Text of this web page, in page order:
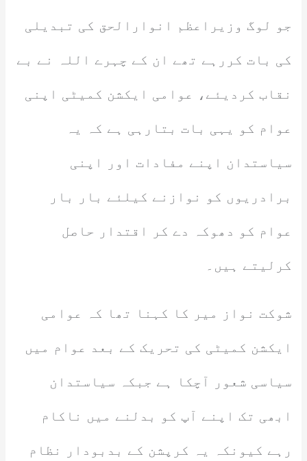
جو لوگ وزیراعظم انوارالحق کی تبدیلی
کی بات کررہے تھے ان کے چہرے اللہ نے بے
نقاب کردیئے، عوامی ایکشن کمیٹی اپنی
عوام کو یہی بات بتارہی ہے کہ یہ
سیاستدان اپنے مفادات اور اپنی
برادریوں کو نوازنے کیلئے بار بار
عوام کو دھوکہ دے کر اقتدار حاصل
کرلیتے ہیں۔
شوکت نواز میر کا کہنا تھا کہ عوامی
ایکشن کمیٹی کی تحریک کے بعد عوام میں
سیاسی شعور آچکا ہے جبکہ سیاستدان
ابھی تک اپنے آپ کو بدلنے میں ناکام
رہے کیونکہ یہ کرپشن کے بدبودار نظام